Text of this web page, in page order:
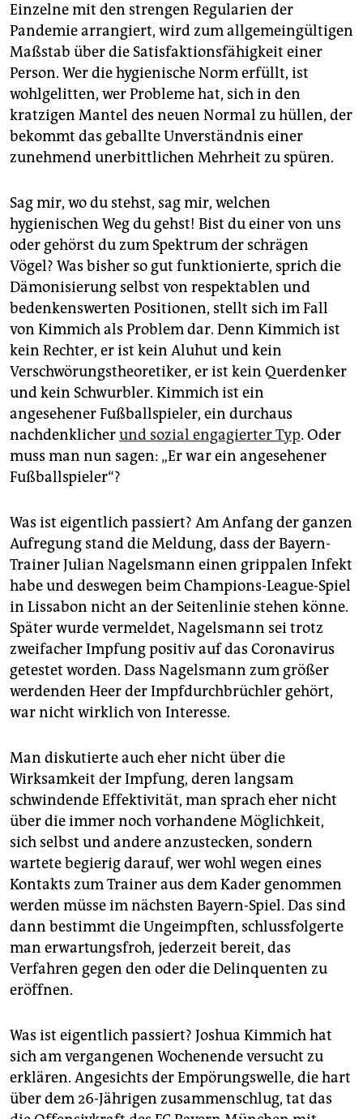
Einzelne mit den strengen Regularien der
Pandemie arrangiert, wird zum allgemeingültigen
Maßstab über die Satisfaktionsfähigkeit einer
Person. Wer die hygienische Norm erfüllt, ist
wohlgelitten, wer Probleme hat, sich in den
kratzigen Mantel des neuen Normal zu hüllen, der
bekommt das geballte Unverständnis einer
zunehmend unerbittlichen Mehrheit zu spüren.
Sag mir, wo du stehst, sag mir, welchen
hygienischen Weg du gehst! Bist du einer von uns
oder gehörst du zum Spektrum der schrägen
Vögel? Was bisher so gut funktionierte, sprich die
Dämonisierung selbst von respektablen und
bedenkenswerten Positionen, stellt sich im Fall
von Kimmich als Problem dar. Denn Kimmich ist
kein Rechter, er ist kein Aluhut und kein
Verschwörungstheoretiker, er ist kein Querdenker
und kein Schwurbler. Kimmich ist ein
angesehener Fußballspieler, ein durchaus
nachdenklicherund sozial engagierter Typ. Oder
muss man nun sagen: „Er war ein angesehener
Fußballspieler“?
Was ist eigentlich passiert? Am Anfang der ganzen
Aufregung stand die Meldung, dass der Bayern-
Trainer Julian Nagelsmann einen grippalen Infekt
habe und deswegen beim Champions-League-Spiel
in Lissabon nicht an der Seitenlinie stehen könne.
Später wurde vermeldet, Nagelsmann sei trotz
zweifacher Impfung positiv auf das Coronavirus
getestet worden. Dass Nagelsmann zum größer
werdenden Heer der Impfdurchbrüchler gehört,
war nicht wirklich von Interesse.
Man diskutierte auch eher nicht über die
Wirksamkeit der Impfung, deren langsam
schwindende Effektivität, man sprach eher nicht
über die immer noch vorhandene Möglichkeit,
sich selbst und andere anzustecken, sondern
wartete begierig darauf, wer wohl wegen eines
Kontakts zum Trainer aus dem Kader genommen
werden müsse im nächsten Bayern-Spiel. Das sind
dann bestimmt die Ungeimpften, schlussfolgerte
man erwartungsfroh, jederzeit bereit, das
Verfahren gegen den oder die Delinquenten zu
eröffnen.
Was ist eigentlich passiert? Joshua Kimmich hat
sich am vergangenen Wochenende versucht zu
erklären. Angesichts der Empörungswelle, die hart
über dem 26-Jährigen zusammenschlug, tat das